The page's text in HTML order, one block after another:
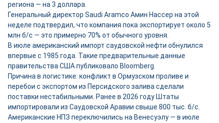
региона — на 3 доллара.
Генеральный директор Saudi Aramco Амин Нассер на этой
неделе подтвердил, что компания пока экспортирует около 5
млн б/с — это примерно 70% от обычного уровня.
В июле американский импорт саудовской нефти обнулился
впервые с 1985 года. Такие предварительные данные
правительства США публиковало Bloomberg.
Причина в логистике: конфликт в Ормузском проливе и
перебои с экспортом из Персидского залива сделали
поставки нестабильными. Ранее в 2026 году Штаты
импортировали из Саудовской Аравии свыше 800 тыс. б/с.
Американские НПЗ переключились на Венесуэлу — в июле